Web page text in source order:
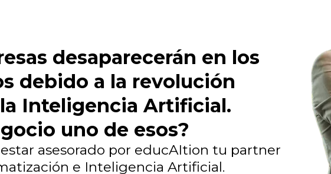
desaparecerán en los
debido a la revolución
Inteligencia Artificial.
uno de esos?
asesorado por educAItion tu partner
e Inteligencia Artificial.